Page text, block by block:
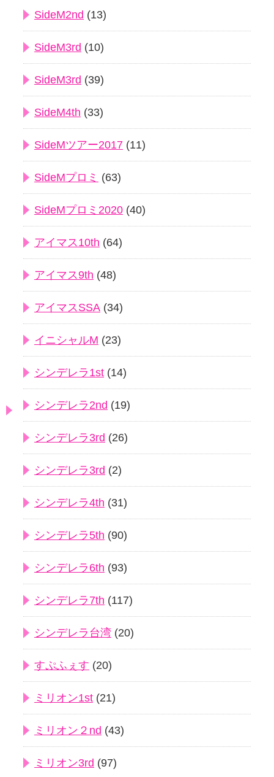
SideM2nd (13)
SideM3rd (10)
SideM3rd (39)
SideM4th (33)
SideMツアー2017 (11)
SideMプロミ (63)
SideMプロミ2020 (40)
アイマス10th (64)
アイマス9th (48)
アイマスSSA (34)
イニシャルM (23)
シンデレラ1st (14)
シンデレラ2nd (19)
シンデレラ3rd (26)
シンデレラ3rd (2)
シンデレラ4th (31)
シンデレラ5th (90)
シンデレラ6th (93)
シンデレラ7th (117)
シンデレラ台湾 (20)
すぷふぇす (20)
ミリオン1st (21)
ミリオン２nd (43)
ミリオン3rd (97)